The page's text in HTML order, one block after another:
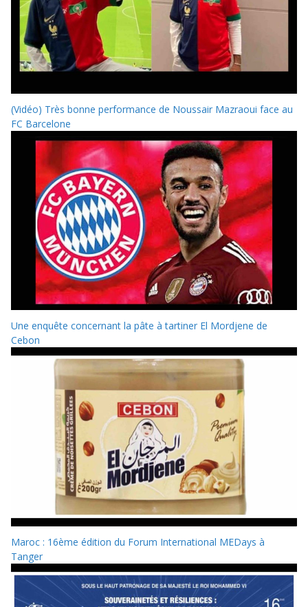
(Vidéo) Très bonne performance de Noussair Mazraoui face au
FC Barcelone
Une enquête concernant la pâte à tartiner El Mordjene de
Cebon
Maroc : 16ème édition du Forum International MEDays à
Tanger